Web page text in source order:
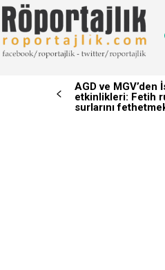
AGD ve MGV’den
etkinlikleri: Fetih
surlarını